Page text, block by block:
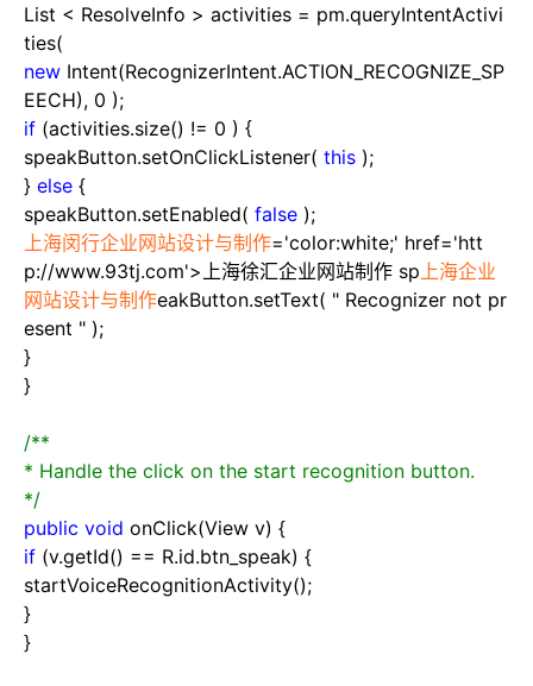
List < ResolveInfo > activities = pm.queryIntentActivi
ties(
new Intent(RecognizerIntent.ACTION_RECOGNIZE_SP
EECH), 0 );
if (activities.size() != 0 ) {
speakButton.setOnClickListener( this );
} else {
speakButton.setEnabled( false );
上海闵行企业网站设计与制作='color:white;' href='htt
p://www.93tj.com'>上海徐汇企业网站制作 sp上海企业
网站设计与制作eakButton.setText( " Recognizer not pr
esent " );
}
}
/**
* Handle the click on the start recognition button.
*/
public void onClick(View v) {
if (v.getId() == R.id.btn_speak) {
startVoiceRecognitionActivity();
}
}